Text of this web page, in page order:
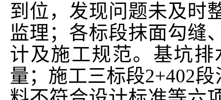
到位，发现问题未及时
监理；各标段抹面勾缝
计及施工规范。基坑
量；施工三标段2+402